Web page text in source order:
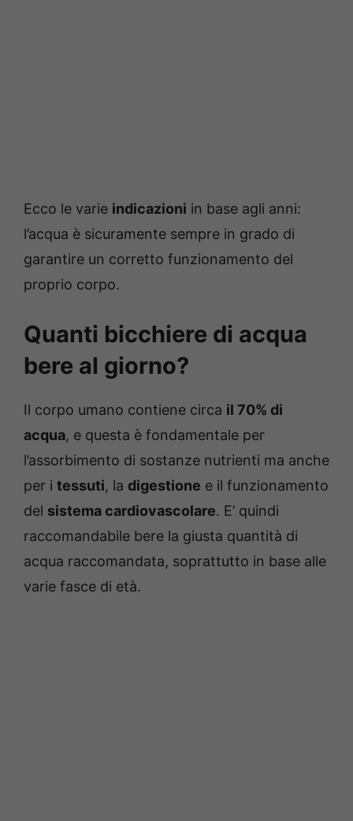
Ecco le varie indicazioni in base agli anni:
l’acqua è sicuramente sempre in grado di
garantire un corretto funzionamento del
proprio corpo.
Quanti bicchiere di acqua
bere al giorno?
Il corpo umano contiene circa il 70% di
acqua, e questa è fondamentale per
l’assorbimento di sostanze nutrienti ma anche
per i tessuti, la digestione e il funzionamento
del sistema cardiovascolare. E’ quindi
raccomandabile bere la giusta quantità di
acqua raccomandata, soprattutto in base alle
varie fasce di età.